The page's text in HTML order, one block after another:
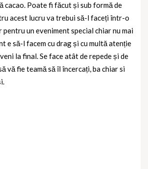
cacao. Poate fi făcut și sub formă de
acest lucru va trebui să-l faceți într-o
un eveniment special chiar nu mai
e să-l facem cu drag și cu multă atenție
la final. Se face atât de repede și de
vă fie teamă să îl încercați, ba chiar si